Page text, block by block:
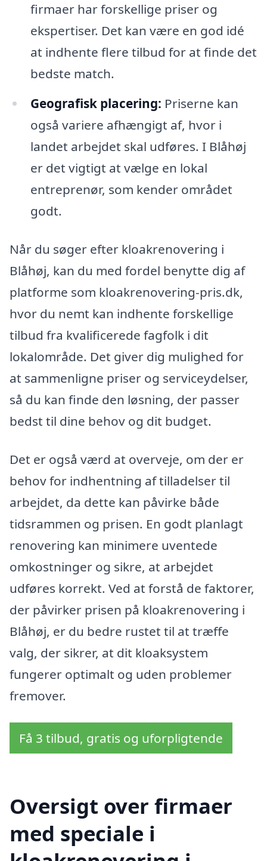
firmaer har forskellige priser og
ekspertiser. Det kan være en god idé
at indhente flere tilbud for at finde det
bedste match.
Geografisk placering: Priserne kan
også variere afhængigt af, hvor i
landet arbejdet skal udføres. I Blåhøj
er det vigtigt at vælge en lokal
entreprenør, som kender området
godt.
Når du søger efter kloakrenovering i
Blåhøj, kan du med fordel benytte dig af
platforme som kloakrenovering-pris.dk,
hvor du nemt kan indhente forskellige
tilbud fra kvalificerede fagfolk i dit
lokalområde. Det giver dig mulighed for
at sammenligne priser og serviceydelser,
så du kan finde den løsning, der passer
bedst til dine behov og dit budget.
Det er også værd at overveje, om der er
behov for indhentning af tilladelser til
arbejdet, da dette kan påvirke både
tidsrammen og prisen. En godt planlagt
renovering kan minimere uventede
omkostninger og sikre, at arbejdet
udføres korrekt. Ved at forstå de faktorer,
der påvirker prisen på kloakrenovering i
Blåhøj, er du bedre rustet til at træffe
valg, der sikrer, at dit kloaksystem
fungerer optimalt og uden problemer
fremover.
Få 3 tilbud, gratis og uforpligtende
Oversigt over firmaer
med speciale i